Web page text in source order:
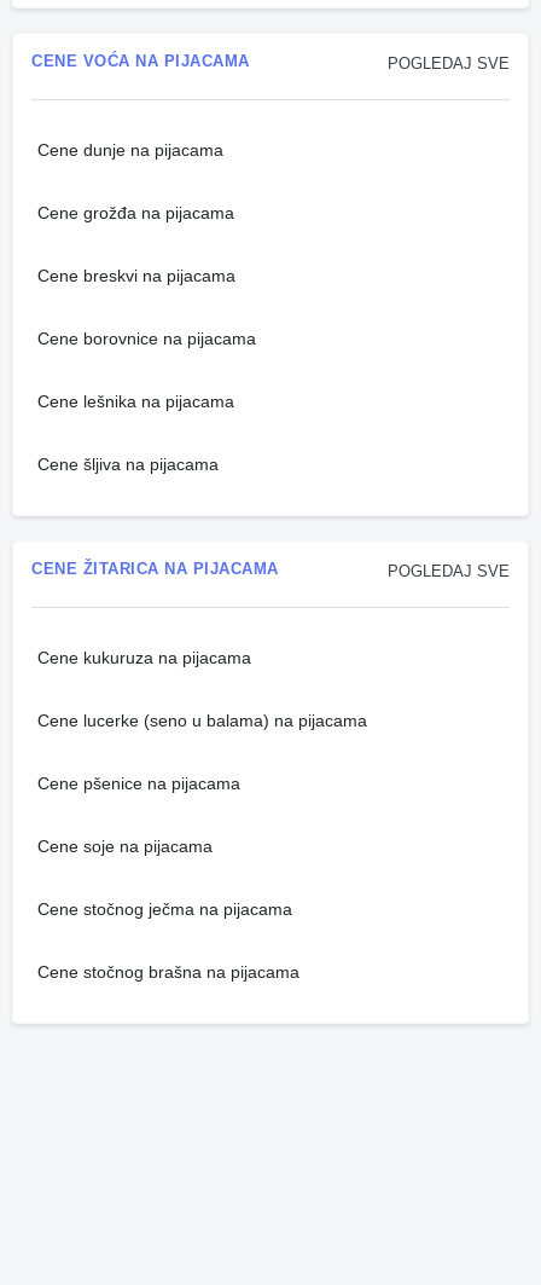
POGLEDAJ SVE
CENE VOĆA NA PIJACAMA
Cene dunje na pijacama
Cene grožđa na pijacama
Cene breskvi na pijacama
Cene borovnice na pijacama
Cene lešnika na pijacama
Cene šljiva na pijacama
POGLEDAJ SVE
CENE ŽITARICA NA PIJACAMA
Cene kukuruza na pijacama
Cene lucerke (seno u balama) na pijacama
Cene pšenice na pijacama
Cene soje na pijacama
Cene stočnog ječma na pijacama
Cene stočnog brašna na pijacama